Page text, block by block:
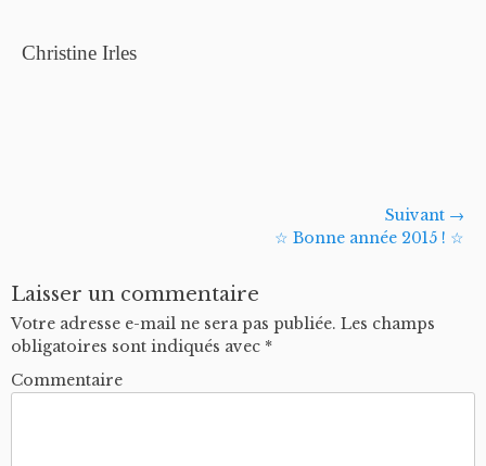
Christine Irles
Suivant →
Article☆ Bonne année 2015 ! ☆
Laisser un commentaire
Votre adresse e-mail ne sera pas publiée. Les champs
obligatoires sont indiqués avec *
Commentaire